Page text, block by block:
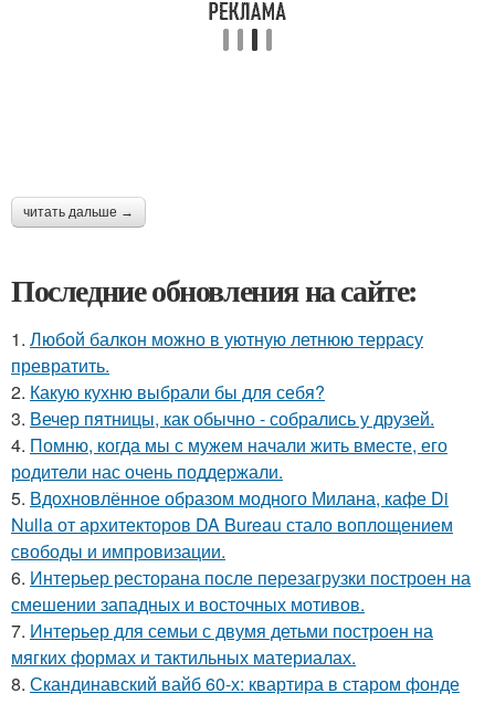
читать дальше →
Последние обновления на сайте:
1. Любой балкон можно в уютную летнюю террасу
превратить.
2. Какую кухню выбрали бы для себя?
3. Вечер пятницы, как обычно - собрались у друзей.
4. Помню, когда мы с мужем начали жить вместе, его
родители нас очень поддержали.
5. Вдохновлённое образом модного Милана, кафе Di
Nulla от архитекторов DA Bureau стало воплощением
свободы и импровизации.
6. Интерьер ресторана после перезагрузки построен на
смешении западных и восточных мотивов.
7. Интерьер для семьи с двумя детьми построен на
мягких формах и тактильных материалах.
8. Скандинавский вайб 60-х: квартира в старом фонде